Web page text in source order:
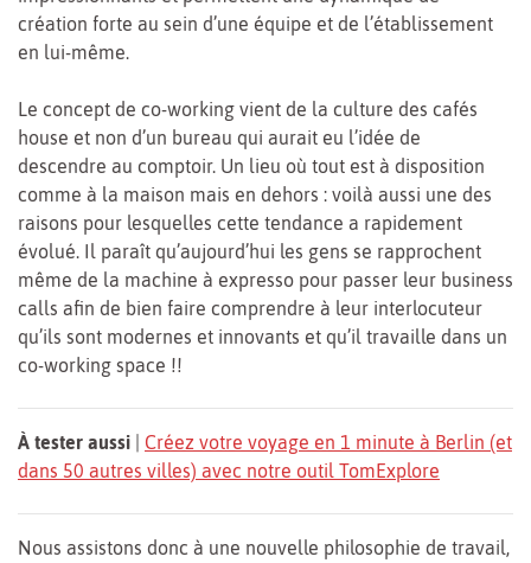
création forte au sein d’une équipe et de l’établissement
en lui-même.
Le concept de co-working vient de la culture des cafés
house et non d’un bureau qui aurait eu l’idée de
descendre au comptoir. Un lieu où tout est à disposition
comme à la maison mais en dehors : voilà aussi une des
raisons pour lesquelles cette tendance a rapidement
évolué. Il paraît qu’aujourd’hui les gens se rapprochent
même de la machine à expresso pour passer leur business
calls afin de bien faire comprendre à leur interlocuteur
qu’ils sont modernes et innovants et qu’il travaille dans un
co-working space !!
À tester aussi
Créez votre voyage en 1 minute à Berlin (et
dans 50 autres villes) avec notre outil TomExplore
Nous assistons donc à une nouvelle philosophie de travail,